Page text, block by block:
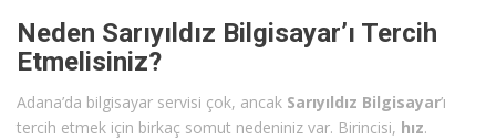
Neden Sarıyıldız Bilgisayar’ı Tercih
Etmelisiniz?
Adana’da bilgisayar servisi çok, ancak Sarıyıldız Bilgisayar’ı
tercih etmek için birkaç somut nedeniniz var. Birincisi, hız.